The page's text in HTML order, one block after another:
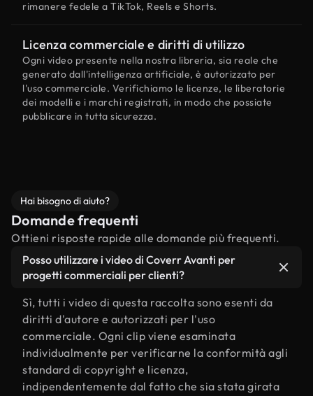
rimanere fedele a TikTok, Reels e Shorts.
Licenza commerciale e diritti di utilizzo
Ogni video presente nella nostra libreria, sia reale che
generato dall'intelligenza artificiale, è autorizzato per
l'uso commerciale. Verifichiamo le licenze, le liberatorie
dei modelli e i marchi registrati, in modo che possiate
pubblicare in tutta sicurezza.
Hai bisogno di aiuto?
Domande frequenti
Ottieni risposte rapide alle domande più frequenti.
Posso utilizzare i video di Coverr Avanti per
progetti commerciali per clienti?
Sì, tutti i video di questa raccolta sono esenti da
diritti d'autore e autorizzati per l'uso
commerciale. Ogni clip viene esaminata
individualmente per verificarne la conformità agli
standard di copyright e licenza,
indipendentemente dal fatto che sia stata girata